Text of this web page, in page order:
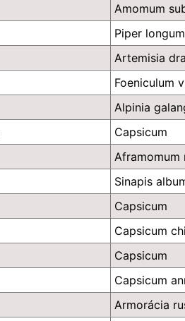
Amomum
Piper longum
Artemisia
Foeniculum
Alpinia
Capsicum
Aframomum
Sinapis
Capsicum
Capsicum
Capsicum
Capsicum
Armorácia